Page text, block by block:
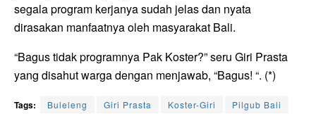
segala program kerjanya sudah jelas dan nyata
dirasakan manfaatnya oleh masyarakat Bali.
“Bagus tidak programnya Pak Koster?” seru Giri Prasta
yang disahut warga dengan menjawab, “Bagus! “. (*)
Tags: Buleleng Giri Prasta Koster-Giri
Pilgub Bali